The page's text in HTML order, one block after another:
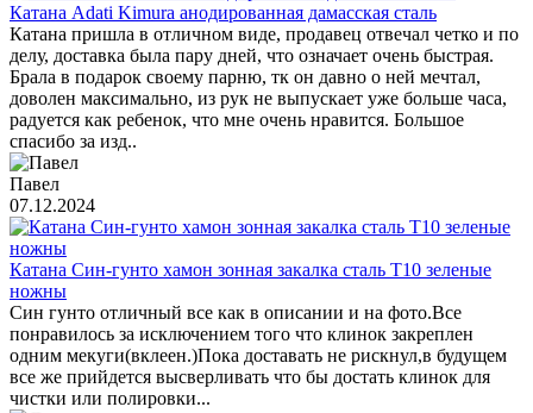
Катана Adati Kimura анодированная дамасская сталь
Катана пришла в отличном виде, продавец отвечал четко и по
делу, доставка была пару дней, что означает очень быстрая.
Брала в подарок своему парню, тк он давно о ней мечтал,
доволен максимально, из рук не выпускает уже больше часа,
радуется как ребенок, что мне очень нравится. Большое
спасибо за изд..
Павел
07.12.2024
Катана Син-гунто хамон зонная закалка сталь T10 зеленые
ножны
Син гунто отличный все как в описании и на фото.Все
понравилось за исключением того что клинок закреплен
одним мекуги(вклеен.)Пока доставать не рискнул,в будущем
все же прийдется высверливать что бы достать клинок для
чистки или полировки...